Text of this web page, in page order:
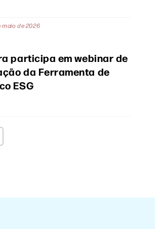
maio de 2026
participa em webinar de
da Ferramenta de
ESG